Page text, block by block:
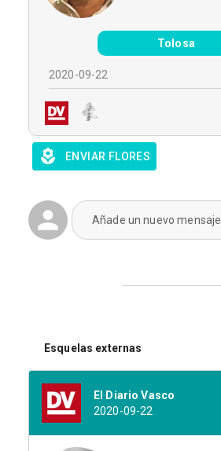
Tolosa
2020-09-22
ENVIAR FLORES
Añade un nuevo mensaje
Esquelas externas
El Diario Vasco
2020-09-22